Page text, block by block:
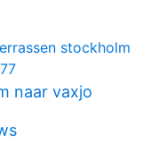
stockholm
naar vaxjo